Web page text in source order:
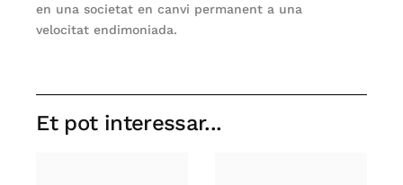
en una societat en canvi permanent a una
velocitat endimoniada.
Et pot interessar...